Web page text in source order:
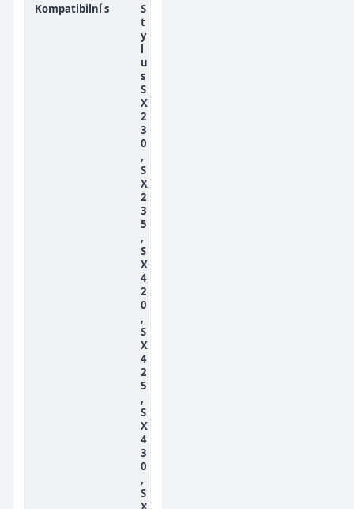
Kompatibilní s
S
t
y
l
u
s
S
X
2
3
0
,
S
X
2
3
5
,
S
X
4
2
0
,
S
X
4
2
5
,
S
X
4
3
0
,
S